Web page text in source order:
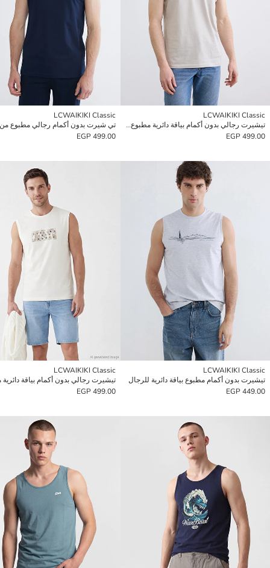
LCWAIKIKI Classic
تيشيرت رجالي بدون أكمام بياقة دائرية مطبوع من الجيرسي
499.00 EGP
LCWAIKIKI Classic
499.00 EGP
LCWAIKIKI Classic
تيشيرت بدون أكمام مطبوع بياقة دائرية للرجال
449.00 EGP
LCWAIKIKI Classic
499.00 EGP